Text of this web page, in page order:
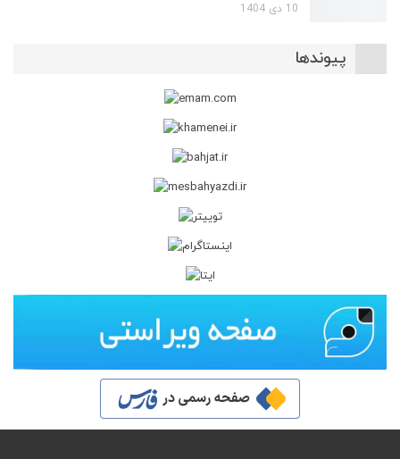
10 دی 1404
پیوندها